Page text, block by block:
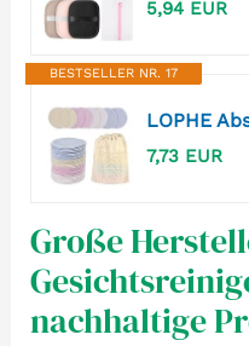
5,94 EUR
BESTSELLER NR. 17
7,73 EUR
Große
nachhaltige